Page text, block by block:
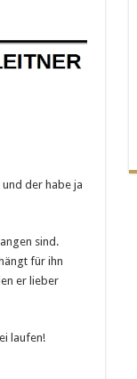
der habe ja
sind.
für ihn
er lieber
laufen!